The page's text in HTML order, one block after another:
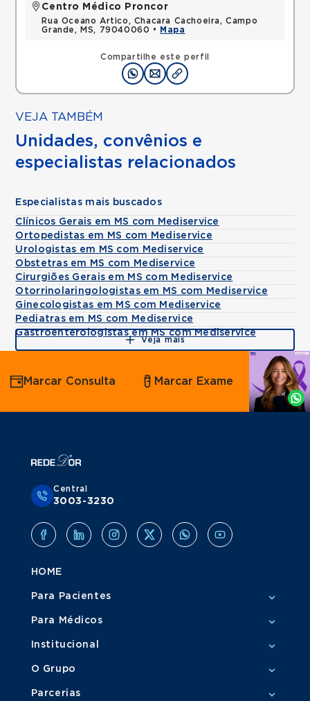
Compartilhe este perfil
Centro Médico Proncor
Rua Oceano Artico, Chacara Cachoeira, Campo
Grande, MS, 79040060 •
Mapa
VEJA TAMBÉM
Unidades, convênios e
especialistas relacionados
Especialistas mais buscados
Clínicos Gerais em MS com Mediservice
Ortopedistas em MS com Mediservice
Urologistas em MS com Mediservice
Obstetras em MS com Mediservice
Cirurgiões Gerais em MS com Mediservice
Otorrinolaringologistas em MS com Mediservice
Ginecologistas em MS com Mediservice
Pediatras em MS com Mediservice
Gastroenterologistas em MS com Mediservice
Veja mais
Agende
por
Whatsapp
Marcar Consulta Marcar Exame
Central
3003-3230
HOME
Para Pacientes
Para Médicos
Institucional
O Grupo
Parcerias